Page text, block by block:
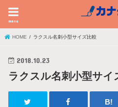
menu
HOME ラクスル名刺小型サイズ比較
2018.10.23
ラクスル名刺小型サイ